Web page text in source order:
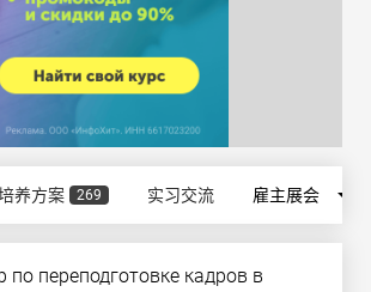
养方案 269 实习交流 雇主展会 arrow_drop_down
переподготовке кадров в